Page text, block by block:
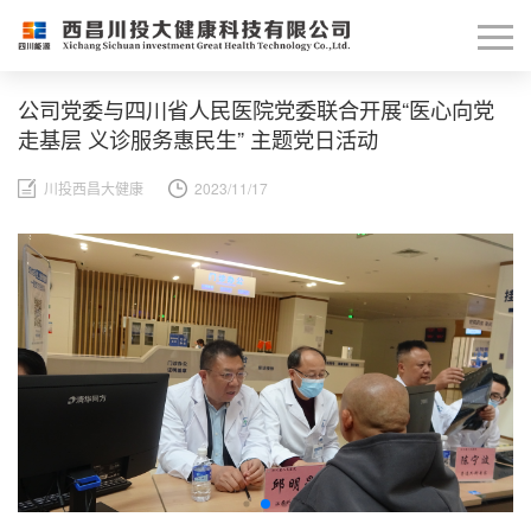
公司党委与四川省人民医院党委联合开展“医心向党
走基层 义诊服务惠民生” 主题党日活动
川投西昌大健康 2023/11/17